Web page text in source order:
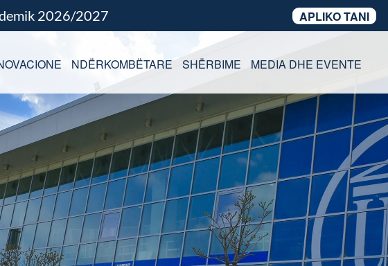
2026/2027 APLIKO TANI
NDËRKOMBËTARE SHËRBIME MEDIA DHE EVENTE